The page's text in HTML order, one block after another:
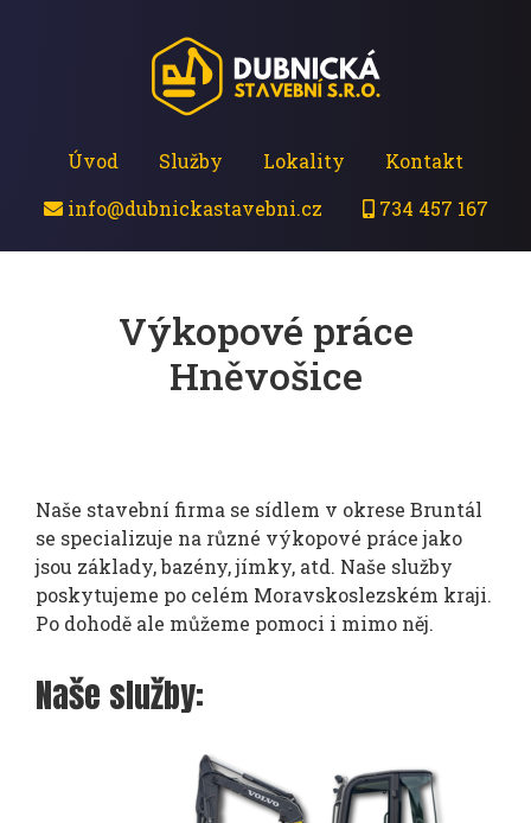
Úvod Služby Lokality
Kontakt
info@dubnickastavebni.cz
734 457 167
Výkopové práce
Hněvošice
Naše stavební firma se sídlem v okrese Bruntál
se specializuje na různé výkopové práce jako
jsou základy, bazény, jímky, atd. Naše služby
poskytujeme po celém Moravskoslezském kraji.
Po dohodě ale můžeme pomoci i mimo něj.
Naše služby: